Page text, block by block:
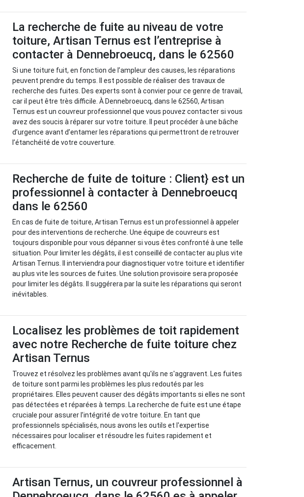
La recherche de fuite au niveau de votre
toiture, Artisan Ternus est l’entreprise à
contacter à Dennebroeucq, dans le 62560
Si une toiture fuit, en fonction de l’ampleur des causes, les réparations
peuvent prendre du temps. Il est possible de réaliser des travaux de
recherche des fuites. Des experts sont à convier pour ce genre de travail,
car il peut être très difficile. À Dennebroeucq, dans le 62560, Artisan
Ternus est un couvreur professionnel que vous pouvez contacter si vous
avez des soucis à réparer sur votre toiture. Il peut procéder à une bâche
d’urgence avant d’entamer les réparations qui permettront de retrouver
l’étanchéité de votre couverture.
Recherche de fuite de toiture : Client} est un
professionnel à contacter à Dennebroeucq
dans le 62560
En cas de fuite de toiture, Artisan Ternus est un professionnel à appeler
pour des interventions de recherche. Une équipe de couvreurs est
toujours disponible pour vous dépanner si vous êtes confronté à une telle
situation. Pour limiter les dégâts, il est conseillé de contacter au plus vite
Artisan Ternus. Il interviendra pour diagnostiquer votre toiture et identifier
au plus vite les sources de fuites. Une solution provisoire sera proposée
pour limiter les dégâts. Il suggérera par la suite les réparations qui seront
inévitables.
Localisez les problèmes de toit rapidement
avec notre Recherche de fuite toiture chez
Artisan Ternus
Trouvez et résolvez les problèmes avant qu'ils ne s'aggravent. Les fuites
de toiture sont parmi les problèmes les plus redoutés par les
propriétaires. Elles peuvent causer des dégâts importants si elles ne sont
pas détectées et réparées à temps. La recherche de fuite est une étape
cruciale pour assurer l’intégrité de votre toiture. En tant que
professionnels spécialisés, nous avons les outils et l'expertise
nécessaires pour localiser et résoudre les fuites rapidement et
efficacement.
Artisan Ternus, un couvreur professionnel à